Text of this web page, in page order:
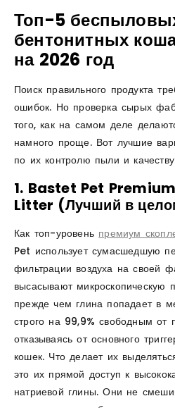
Топ-5
бентонитных
на 2026 год
Поиск правильного продукта
ошибок. Но проверка сырых
того, как на самом деле
намного проще. Вот лучшие
по их контролю пыли и
1. Bastet Pet
Litter (Лучший в
Как топ-уровень премиум
Pet использует сумасшедшую
фильтрации воздуха на своей
высасывают микроскопическую
прежде чем глина попадает в
строго на 99,9% свободным от
отказываясь от основного
кошек. Что делает их
это их прямой доступ к
натриевой глины. Они не